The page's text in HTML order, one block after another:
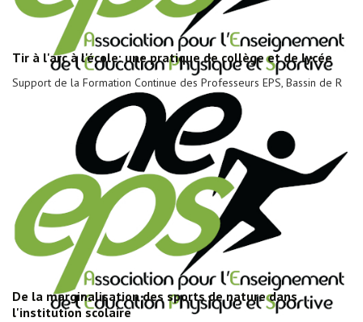
Tir à l'arc à l'école: une pratique de collège et de lycée
Support de la Formation Continue des Professeurs EPS, Bassin de R
De la marginalisation des sports de nature dans
l'institution scolaire